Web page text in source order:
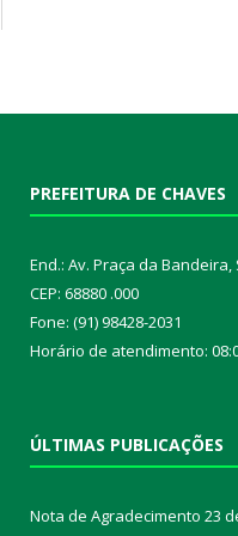
PREFEITURA DE CHAVES
End.: Av. Praça da Bandeira,
CEP: 68880 .000
Fone: (91) 98428-2031
Horário de atendimento:
ÚLTIMAS PUBLICAÇÕES
Nota de Agradecimento 23